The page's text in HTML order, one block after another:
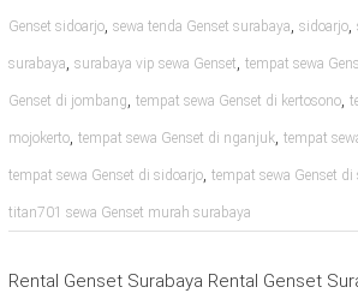
Genset sidoarjo, sewa tenda Genset surabaya, sidoarjo,
surabaya, surabaya vip sewa Genset, tempat sewa
Genset di jombang, tempat sewa Genset di kertosono,
mojokerto, tempat sewa Genset di nganjuk, tempat
tempat sewa Genset di sidoarjo, tempat sewa Genset di
titan701 sewa Genset murah surabaya
Rental Genset Surabaya Rental Genset